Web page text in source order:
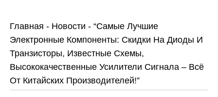
Главная - Новости - “Самые Лучшие
Электронные Компоненты: Скидки На Диоды И
Транзисторы, Известные Схемы,
Высококачественные Усилители Сигнала – Всё
От Китайских Производителей!”